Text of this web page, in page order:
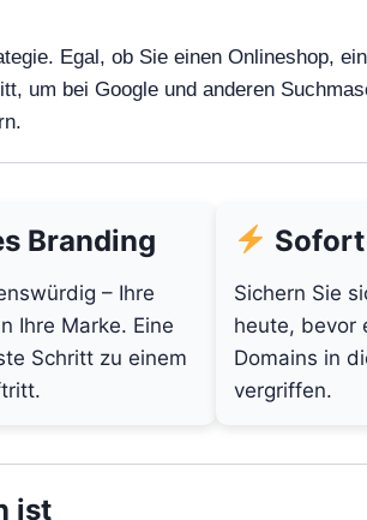
Egal, ob Sie einen Onlineshop,
um bei Google und anderen
Branding
– Ihre
Ihre Marke. Eine
Schritt zu einem
Sichern Sie
heute, bevor
Domains in
vergriffen.
ist